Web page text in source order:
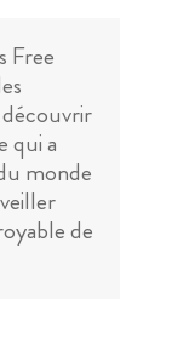
Free
qui a
monde
de